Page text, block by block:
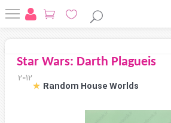
Star Wars: Darth Plagueis
2012
Random House Worlds